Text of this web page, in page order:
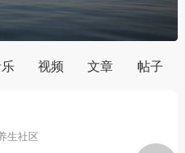
医人！视频 文章 帖子
生社区